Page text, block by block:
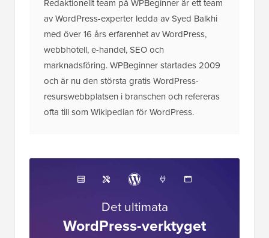
Redaktionellt team på WPBeginner är ett team
av WordPress-experter ledda av Syed Balkhi
med över 16 års erfarenhet av WordPress,
webbhotell, e-handel, SEO och
marknadsföring. WPBeginner startades 2009
och är nu den största gratis WordPress-
resurswebbplatsen i branschen och refereras
ofta till som Wikipedian för WordPress.
Det ultimata
WordPress-verktyget